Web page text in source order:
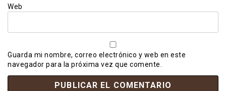
Web
Guarda mi nombre, correo electrónico y web en este
navegador para la próxima vez que comente.